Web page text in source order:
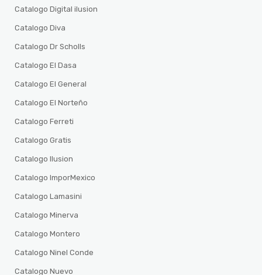
Catalogo Digital ilusion
Catalogo Diva
Catalogo Dr Scholls
Catalogo El Dasa
Catalogo El General
Catalogo El Norteño
Catalogo Ferreti
Catalogo Gratis
Catalogo Ilusion
Catalogo ImporMexico
Catalogo Lamasini
Catalogo Minerva
Catalogo Montero
Catalogo Ninel Conde
Catalogo Nuevo